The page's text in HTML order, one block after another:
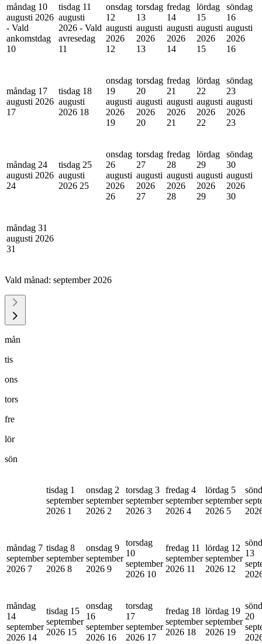
måndag 10
augusti 2026
- Vald
ankomstdag
10
tisdag 11
augusti
2026 - Vald
avresedag
11
onsdag
12
augusti
2026
12
torsdag
13
augusti
2026
13
fredag
14
augusti
2026
14
lördag
15
augusti
2026
15
söndag
16
augusti
2026
16
måndag 17
augusti 2026
17
tisdag 18
augusti
2026 18
onsdag
19
augusti
2026
19
torsdag
20
augusti
2026
20
fredag
21
augusti
2026
21
lördag
22
augusti
2026
22
söndag
23
augusti
2026
23
måndag 24
augusti 2026
24
tisdag 25
augusti
2026 25
onsdag
26
augusti
2026
26
torsdag
27
augusti
2026
27
fredag
28
augusti
2026
28
lördag
29
augusti
2026
29
söndag
30
augusti
2026
30
måndag 31
augusti 2026
31
Vald månad: september 2026
mån
tis
ons
tors
fre
lör
sön
tisdag 1
september
2026 1
onsdag 2
september
2026 2
torsdag 3
september
2026 3
fredag 4
september
2026 4
lördag 5
september
2026 5
måndag 7
september
2026 7
tisdag 8
september
2026 8
onsdag 9
september
2026 9
torsdag
10
september
2026 10
fredag 11
september
2026 11
lördag 12
september
2026 12
13
måndag
14
september
2026 14
tisdag 15
september
2026 15
onsdag
16
september
2026 16
torsdag
17
september
2026 17
fredag 18
september
2026 18
lördag 19
september
2026 19
20